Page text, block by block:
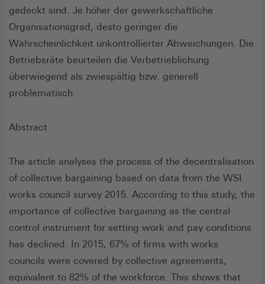
gedeckt sind. Je höher der gewerkschaftliche
Organisationsgrad, desto geringer die
Wahrscheinlichkeit unkontrollierter Abweichungen. Die
Betriebsräte beurteilen die Verbetrieblichung
überwiegend als zwiespältig bzw. generell
problematisch.
Abstract
The article analyses the process of the decentralisation
of collective bargaining based on data from the WSI
works council survey 2015. According to this study, the
importance of collective bargaining as the central
control instrument for setting work and pay conditions
has declined. In 2015, 67% of firms with works
councils were covered by collective agreements,
equivalent to 82% of the workforce. This shows that